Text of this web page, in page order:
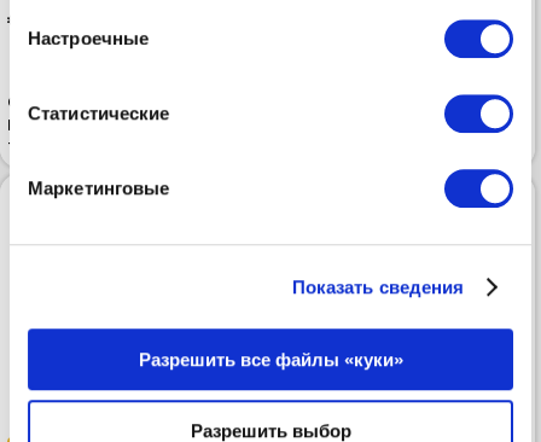
Настроечные
Статистические
Маркетинговые
Показать сведения
Разрешить все файлы «куки»
Разрешить выбор
Спортивные брюки CALVIN
KLEIN JEANS Monologo French
Terry Jogger Light Hay
Спортивные брюки CALVIN
KLEIN JEANS Monologo French